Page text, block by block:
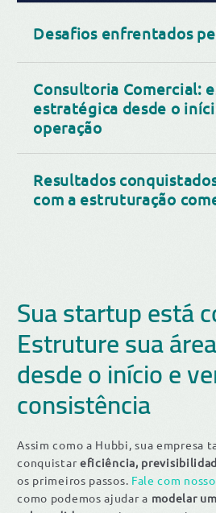
Desafios enfrentados
Consultoria Comercial:
estratégica desde o
operação
Resultados
com a estruturação
Sua startup está
Estruture sua
desde o início e
consistência
Assim como a Hubbi, sua empresa
conquistareficiência,
os primeiros passos. Fale com
como podemos ajudar a modelar